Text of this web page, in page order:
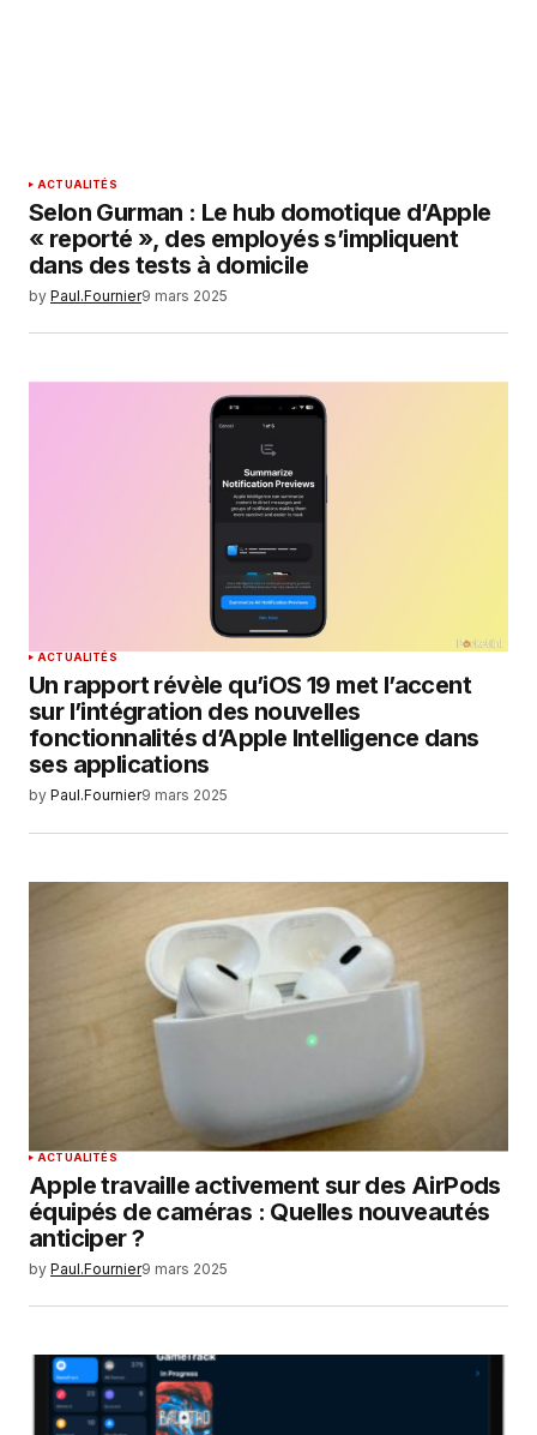
ACTUALITÉS
Selon Gurman : Le hub domotique d’Apple
« reporté », des employés s’impliquent
dans des tests à domicile
by Paul.Fournier9 mars 2025
ACTUALITÉS
Un rapport révèle qu’iOS 19 met l’accent
sur l’intégration des nouvelles
fonctionnalités d’Apple Intelligence dans
ses applications
by Paul.Fournier9 mars 2025
ACTUALITÉS
Apple travaille activement sur des AirPods
équipés de caméras : Quelles nouveautés
anticiper ?
by Paul.Fournier9 mars 2025